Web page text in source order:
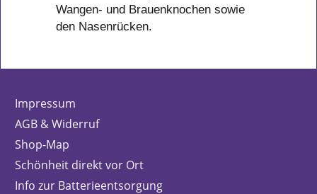
Wangen- und Brauenknochen sowie
den Nasenrücken.
Impressum
AGB & Widerruf
Shop-Map
Schönheit direkt vor Ort
Info zur Batterieentsorgung